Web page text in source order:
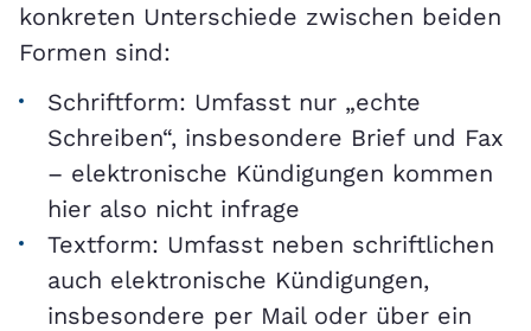
konkreten Unterschiede zwischen beiden
Formen sind:
Schriftform: Umfasst nur „echte
Schreiben“, insbesondere Brief und Fax
– elektronische Kündigungen kommen
hier also nicht infrage
Textform: Umfasst neben schriftlichen
auch elektronische Kündigungen,
insbesondere per Mail oder über ein